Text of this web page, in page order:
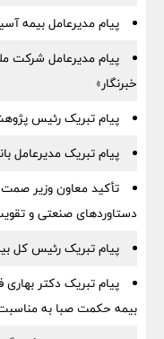
پیام مدیرعامل بیمه
پیام مدیرعامل شرکت
خبرنگار»
پیام تبریک رئیس
پیام تبریک مدیرعامل
تأکید معاون وزیر
دستاوردهای صنعتی و
پیام تبریک رئیس کل
پیام تبریک دکتر
بیمه حکمت صبا به مناسبت